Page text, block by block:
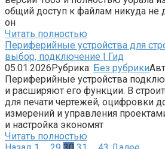
общий доступ к файлам никуда не
он
Читать полностью
Периферийные устройства для
выбор, подключение | Гид
05.01.2026Рубрика: Без рубрики
Периферийные устройства
и расширяют его функции. В
для печати чертежей, оцифровки
измерений и управления
и настройка экономят
Читать полностью